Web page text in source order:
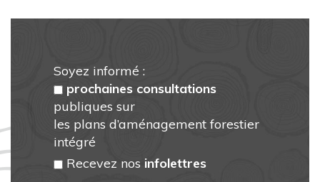
Soyez informé :
prochaines consultations
publiques sur
les plans d’aménagement forestier
intégré
Recevez nos infolettres